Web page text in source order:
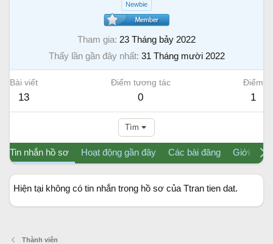
Newbie
Tham gia 23 Tháng bảy 2022
Thấy lần gần đây nhất 31 Tháng mười 2022
Bài viết
13
Điểm tương tác
0
Điểm
1
Tìm
Tin nhắn hồ sơ Hoạt động gần đây Các bài đăng Giới thiệu
Hiện tại không có tin nhắn trong hồ sơ của Ttran tien dat.
Thành viên